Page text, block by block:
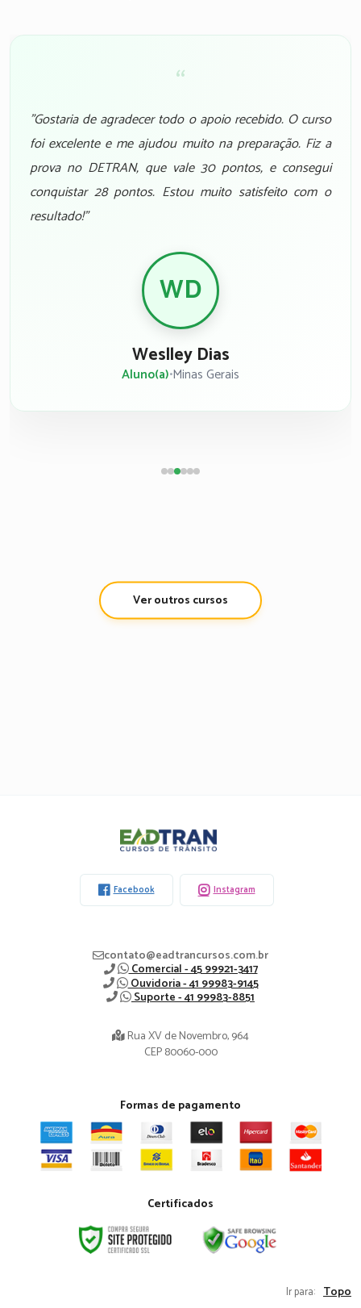
“
"Gostaria de agradecer todo o apoio recebido. O curso
foi excelente e me ajudou muito na preparação. Fiz a
prova no DETRAN, que vale 30 pontos, e consegui
conquistar 28 pontos. Estou muito satisfeito com o
resultado!"
WD
Weslley Dias
Aluno(a)•Minas Gerais
Ver outros cursos
Eadtran
Facebook Instagram
contato@eadtrancursos.com.br
Comercial - 45 99921-3417
Ouvidoria - 41 99983-9145
Suporte - 41 99983-8851
Rua XV de Novembro, 964
CEP 80060-000
Formas de pagamento
Certificados
Ir para: Topo